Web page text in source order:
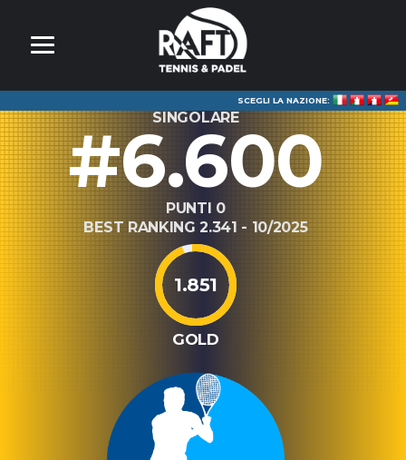
SCEGLI LA NAZIONE:
SINGOLARE
#6.600
PUNTI 0
BEST RANKING 2.341 - 10/2025
1.851
GOLD